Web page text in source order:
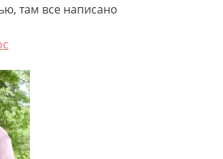
там все написано